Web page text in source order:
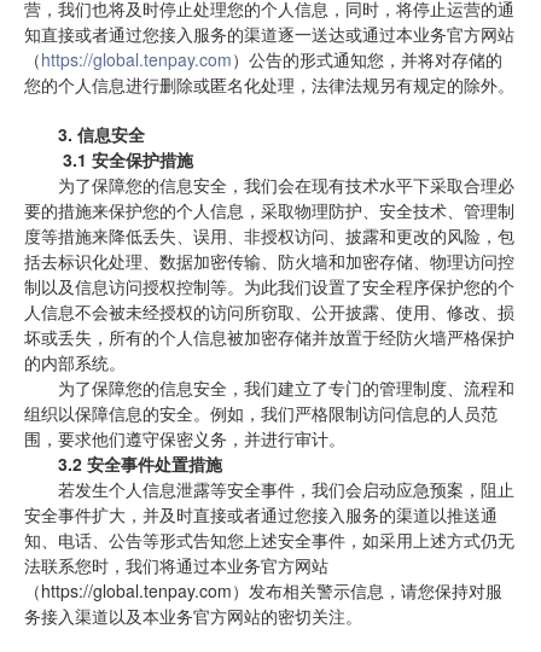
营，我们也将及时停止处理您的个人信息，同时，将停止运营的通
知直接或者通过您接入服务的渠道逐一送达或通过本业务官方网站
（https://global.tenpay.com）公告的形式通知您，并将对存储的
您的个人信息进行删除或匿名化处理，法律法规另有规定的除外。
3. 信息安全
3.1 安全保护措施
为了保障您的信息安全，我们会在现有技术水平下采取合理必
要的措施来保护您的个人信息，采取物理防护、安全技术、管理制
度等措施来降低丢失、误用、非授权访问、披露和更改的风险，包
括去标识化处理、数据加密传输、防火墙和加密存储、物理访问控
制以及信息访问授权控制等。为此我们设置了安全程序保护您的个
人信息不会被未经授权的访问所窃取、公开披露、使用、修改、损
坏或丢失，所有的个人信息被加密存储并放置于经防火墙严格保护
的内部系统。
为了保障您的信息安全，我们建立了专门的管理制度、流程和
组织以保障信息的安全。例如，我们严格限制访问信息的人员范
围，要求他们遵守保密义务，并进行审计。
3.2 安全事件处置措施
若发生个人信息泄露等安全事件，我们会启动应急预案，阻止
安全事件扩大，并及时直接或者通过您接入服务的渠道以推送通
知、电话、公告等形式告知您上述安全事件，如采用上述方式仍无
法联系您时，我们将通过本业务官方网站
（https://global.tenpay.com）发布相关警示信息，请您保持对服
务接入渠道以及本业务官方网站的密切关注。